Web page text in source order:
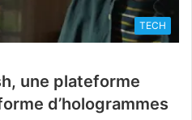
TECH
une plateforme
d’hologrammes